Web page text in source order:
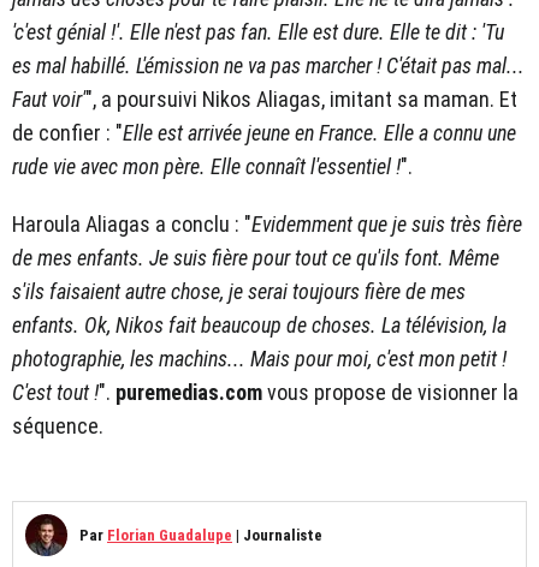
'c'est génial !'. Elle n'est pas fan. Elle est dure. Elle te dit : 'Tu
es mal habillé. L'émission ne va pas marcher ! C'était pas mal...
Faut voir'", a poursuivi Nikos Aliagas, imitant sa maman. Et
de confier : "Elle est arrivée jeune en France. Elle a connu une
rude vie avec mon père. Elle connaît l'essentiel !".
Haroula Aliagas a conclu : "Evidemment que je suis très fière
de mes enfants. Je suis fière pour tout ce qu'ils font. Même
s'ils faisaient autre chose, je serai toujours fière de mes
enfants. Ok, Nikos fait beaucoup de choses. La télévision, la
photographie, les machins... Mais pour moi, c'est mon petit !
C'est tout !". puremedias.comvous propose de visionner la
séquence.
Par Florian Guadalupe | Journaliste